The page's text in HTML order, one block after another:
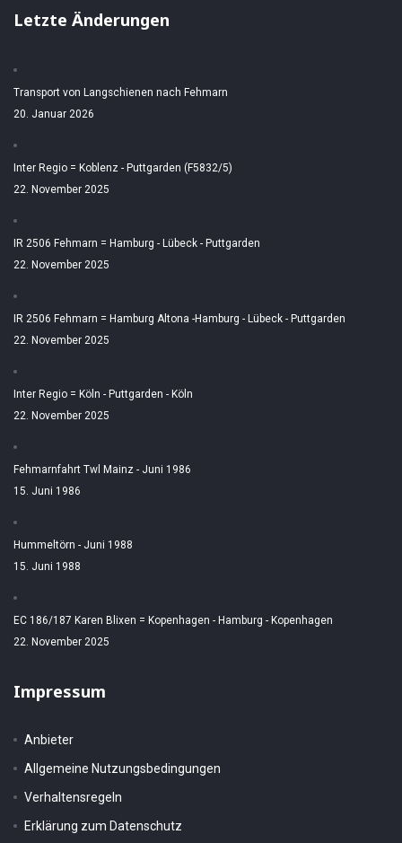
Letzte Änderungen
Transport von Langschienen nach Fehmarn
20. Januar 2026
Inter Regio = Koblenz - Puttgarden (F5832/5)
22. November 2025
IR 2506 Fehmarn = Hamburg - Lübeck - Puttgarden
22. November 2025
IR 2506 Fehmarn = Hamburg Altona -Hamburg - Lübeck - Puttgarden
22. November 2025
Inter Regio = Köln - Puttgarden - Köln
22. November 2025
Fehmarnfahrt Twl Mainz - Juni 1986
15. Juni 1986
Hummeltörn - Juni 1988
15. Juni 1988
EC 186/187 Karen Blixen = Kopenhagen - Hamburg - Kopenhagen
22. November 2025
Impressum
Anbieter
Allgemeine Nutzungsbedingungen
Verhaltensregeln
Erklärung zum Datenschutz